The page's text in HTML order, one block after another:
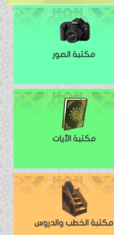
مكتبة الصور
مكتبة الآيات
مكتبة الخطب والدروس